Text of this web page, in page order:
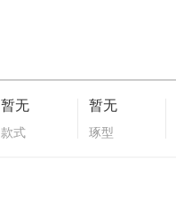
暂无
款式
暂无
琢型